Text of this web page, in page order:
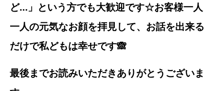
ど…」という方でも大歓迎です☆お客様一人
一人の元気なお顔を拝見して、お話を出来る
だけで私どもは幸せです🙈
最後までお読みいただきありがとうございま